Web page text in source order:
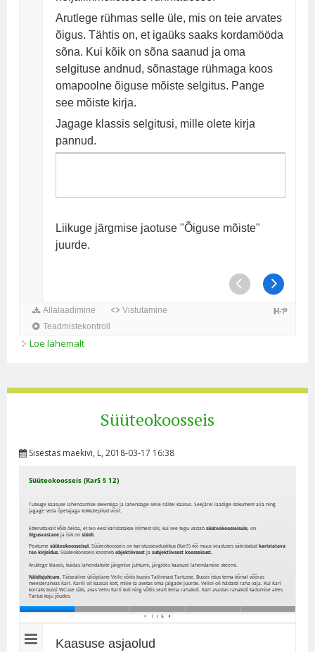
Loe lähemalt
Süüteokoosseis
Sisestas maekivi, L, 2018-03-17 16:38